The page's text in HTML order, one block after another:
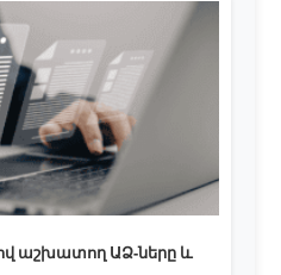
աշխատող ԱՁ-ները և